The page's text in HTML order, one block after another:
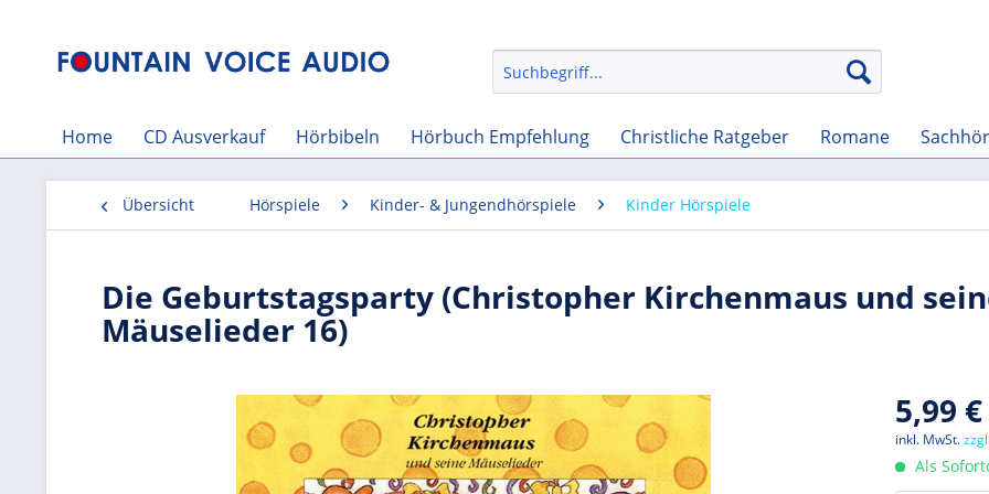
Home CD Ausverkauf Hörbibeln Hörbuch Empfehlung Christliche Ratgeber Romane
Übersicht Hörspiele Kinder- & Jungendhörspiele Kinder Hörspiele
Die Geburtstagsparty (Christopher Kirchenmaus und
Mäuselieder 16)
5,99
inkl. MwSt.
Als